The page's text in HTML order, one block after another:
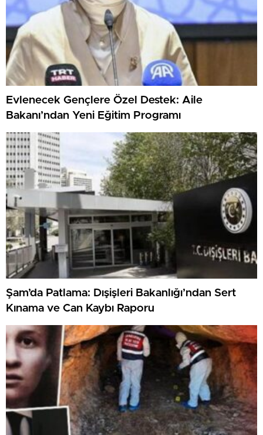
Evlenecek Gençlere Özel Destek: Aile
Bakanı’ndan Yeni Eğitim Programı
Şam’da Patlama: Dışişleri Bakanlığı’ndan Sert
Kınama ve Can Kaybı Raporu